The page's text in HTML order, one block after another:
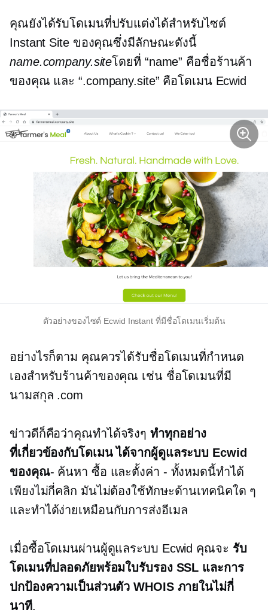
คุณยังได้รับโดเมนที่ปรับแต่งได้สำหรับไซต์
Instant Site ของคุณซึ่งมีลักษณะดังนี้
name.company.siteโดยที่ “name” คือชื่อร้านค้า
ของคุณ และ “.company.site” คือโดเมน Ecwid
ตัวอย่างของไซต์ Ecwid Instant ที่มีชื่อโดเมนเริ่มต้น
อย่างไรก็ตาม คุณควรได้รับชื่อโดเมนที่กำหนด
เองสำหรับร้านค้าของคุณ เช่น ชื่อโดเมนที่มี
นามสกุล .com
ข่าวดีก็คือว่าคุณทำได้จริงๆทำทุกอย่าง
ที่เกี่ยวข้องกับโดเมนได้จากผู้ดูแลระบบ Ecwid
ของคุณ- ค้นหา ซื้อ และตั้งค่า - ทั้งหมดนี้ทำได้
เพียงไม่กี่คลิก มันไม่ต้องใช้ทักษะด้านเทคนิคใด ๆ
และทำได้ง่ายเหมือนกับการส่งอีเมล
เมื่อซื้อโดเมนผ่านผู้ดูแลระบบ Ecwid คุณจะ รับ
โดเมนที่ปลอดภัยพร้อมใบรับรอง SSL และการ
ปกป้องความเป็นส่วนตัว WHOIS ภายในไม่กี่
นาที.